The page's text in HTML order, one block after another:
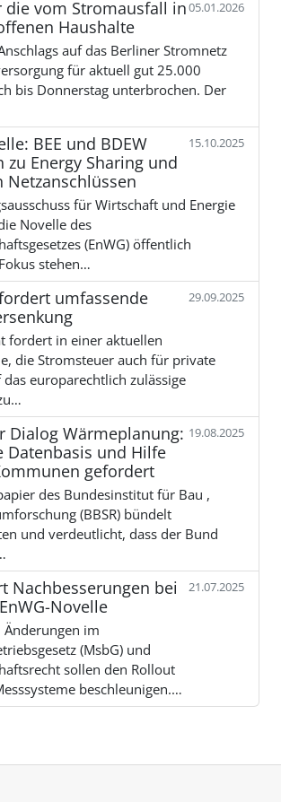
die vom Stromausfall in
Haushalte
05.01.2026
auf das Berliner Stromnetz
für aktuell gut 25.000
bis Donnerstag unterbrochen. Der
BEE und BDEW
zu Energy Sharing und
Netzanschlüssen
15.10.2025
für Wirtschaft und Energie
Novelle des
(EnWG) öffentlich
stehen…
umfassende
29.09.2025
fordert in einer aktuellen
die Stromsteuer auch für private
das europarechtlich zulässige
Dialog Wärmeplanung:
Datenbasis und Hilfe
gefordert
19.08.2025
des Bundesinstitut für Bau ,
(BBSR) bündelt
und verdeutlicht, dass der Bund
Nachbesserungen bei
Novelle
21.07.2025
Änderungen im
(MsbG) und
sollen den Rollout
beschleunigen.…